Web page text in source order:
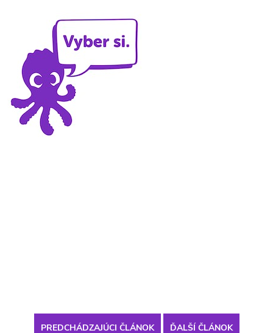
PREDCHÁDZAJÚCI ČLÁNOK ĎALŠÍ ČLÁNOK